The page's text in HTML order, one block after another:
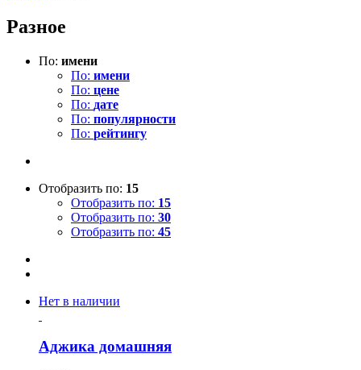
Разное
По: имени
По: имени
По: цене
По: дате
По: популярности
По: рейтингу
Отобразить по: 15
Отобразить по: 15
Отобразить по: 30
Отобразить по: 45
Нет в наличии
Аджика домашняя